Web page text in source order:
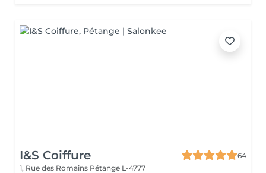
I&S Coiffure
64
1, Rue des Romains Pétange L-4777